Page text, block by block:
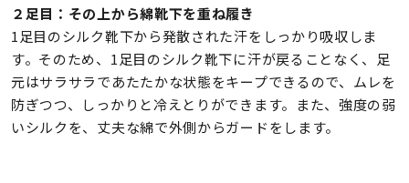
２足目：その上から綿靴下を重ね履き
1足目のシルク靴下から発散された汗をしっかり吸収しま
す。そのため、1足目のシルク靴下に汗が戻ることなく、足
元はサラサラであたたかな状態をキープできるので、ムレを
防ぎつつ、しっかりと冷えとりができます。また、強度の弱
いシルクを、丈夫な綿で外側からガードをします。